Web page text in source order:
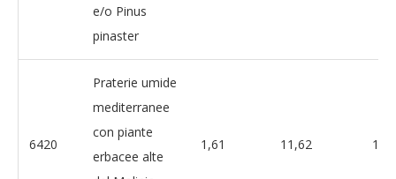
e/o Pinus
pinaster
6420
Praterie umide
mediterranee
con piante
erbacee alte
1,61 11,62 13,8